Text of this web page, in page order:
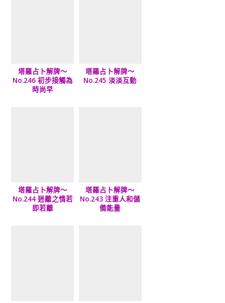
塔羅占卜解牌～
No.246 初步接觸為
時尚早
塔羅占卜解牌～
No.245 淡淡互動
塔羅占卜解牌～
No.244 迷離之情若
即若離
塔羅占卜解牌～
No.243 注重人和儲
備能量